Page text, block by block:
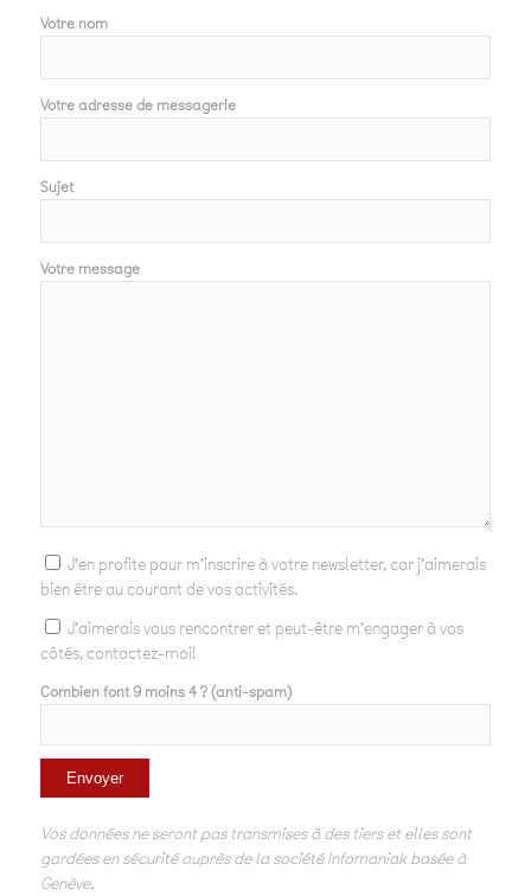
Votre nom
Votre adresse de messagerie
Sujet
Votre message
J'en profite pour m'inscrire à votre newsletter, car j'aimerais
bien être au courant de vos activités.
J'aimerais vous rencontrer et peut-être m'engager à vos
côtés, contactez-moi!
Combien font 9 moins 4 ? (anti-spam)
Vos données ne seront pas transmises à des tiers et elles sont
gardées en sécurité auprès de la société Infomaniak basée à
Genève.